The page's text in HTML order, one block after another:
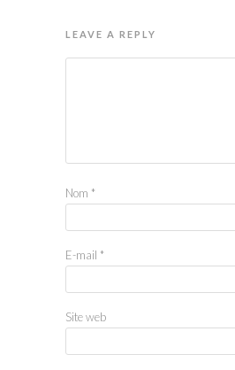
LEAVE A REPLY
Nom *
E-mail *
Site web